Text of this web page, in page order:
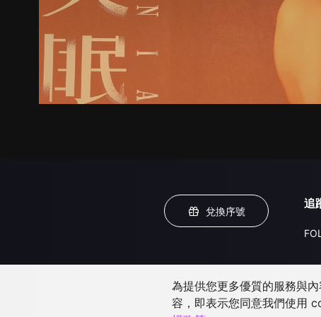
兌換序號
追
為提供您更多優質的服務與
容，即表示您同意我們使用